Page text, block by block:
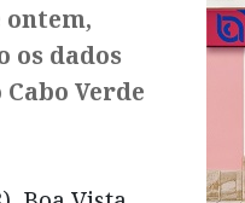
ontem,
os dados
Verde